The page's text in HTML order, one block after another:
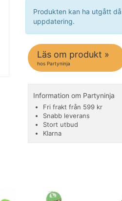
Produkten kan ha utgått
uppdatering.
Läs om produkt »
hos Partyninja
Information om Partyninja
Fri frakt från 599 kr
Snabb leverans
Stort utbud
Klarna